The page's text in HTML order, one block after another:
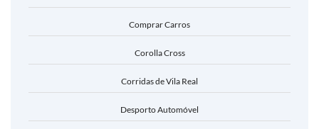
Comprar Carros
Corolla Cross
Corridas de Vila Real
Desporto Automóvel